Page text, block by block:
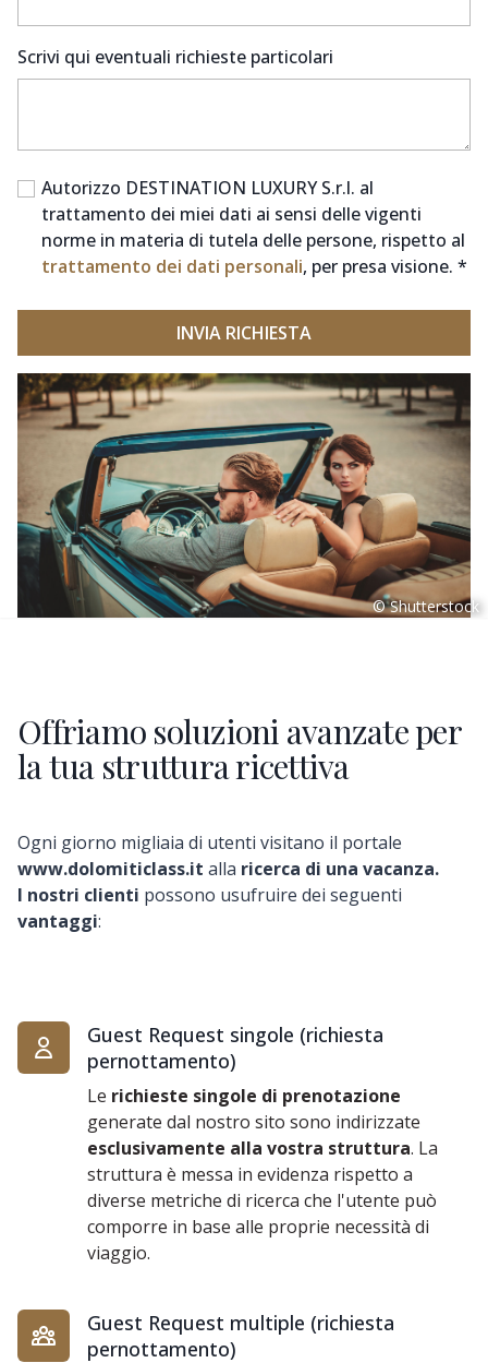
Scrivi qui eventuali richieste particolari
Autorizzo DESTINATION LUXURY S.r.l. al
trattamento dei miei dati ai sensi delle vigenti
norme in materia di tutela delle persone, rispetto al
trattamento dei dati personali, per presa visione. *
© Shutterstock
Offriamo soluzioni avanzate per
la tua struttura ricettiva
Ogni giorno migliaia di utenti visitano il portale
www.dolomiticlass.it alla ricerca di una vacanza.
I nostri clienti possono usufruire dei seguenti
vantaggi:
Guest Request singole (richiesta
pernottamento)
Le richieste singole di prenotazione
generate dal nostro sito sono indirizzate
esclusivamente alla vostra struttura. La
struttura è messa in evidenza rispetto a
diverse metriche di ricerca che l'utente può
comporre in base alle proprie necessità di
viaggio.
Guest Request multiple (richiesta
pernottamento)